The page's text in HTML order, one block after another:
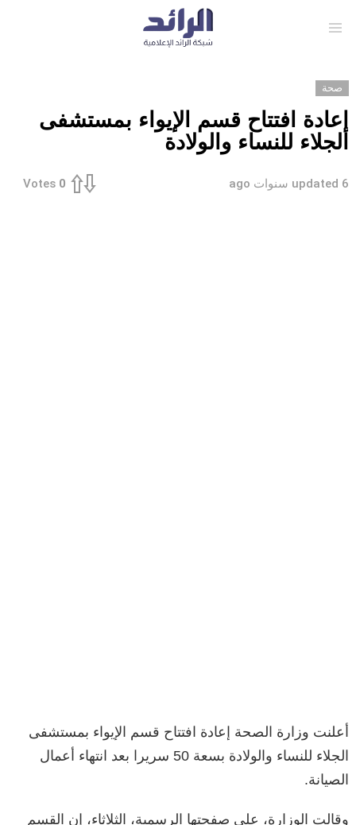
صحة
إعادة افتتاح قسم الإيواء بمستشفى
الجلاء للنساء والولادة
updated 6 سنوات ago 0
Votes
أعلنت وزارة الصحة إعادة افتتاح قسم الإيواء بمستشفى
الجلاء للنساء والولادة بسعة 50 سريرا بعد انتهاء أعمال
الصيانة.
وقالت الوزارة، على صفحتها الرسمية، الثلاثاء، إن القسم